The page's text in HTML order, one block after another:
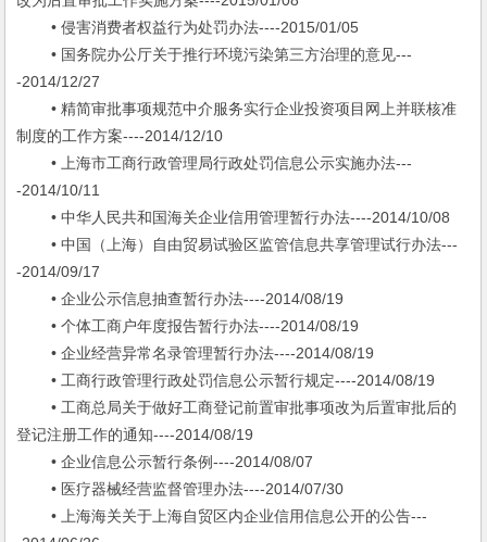
• 侵害消费者权益行为处罚办法----2015/01/05
• 国务院办公厅关于推行环境污染第三方治理的意见---
-2014/12/27
• 精简审批事项规范中介服务实行企业投资项目网上并联核准
制度的工作方案----2014/12/10
• 上海市工商行政管理局行政处罚信息公示实施办法---
-2014/10/11
• 中华人民共和国海关企业信用管理暂行办法----2014/10/08
• 中国（上海）自由贸易试验区监管信息共享管理试行办法---
-2014/09/17
• 企业公示信息抽查暂行办法----2014/08/19
• 个体工商户年度报告暂行办法----2014/08/19
• 企业经营异常名录管理暂行办法----2014/08/19
• 工商行政管理行政处罚信息公示暂行规定----2014/08/19
• 工商总局关于做好工商登记前置审批事项改为后置审批后的
登记注册工作的通知----2014/08/19
• 企业信息公示暂行条例----2014/08/07
• 医疗器械经营监督管理办法----2014/07/30
• 上海海关关于上海自贸区内企业信用信息公开的公告---